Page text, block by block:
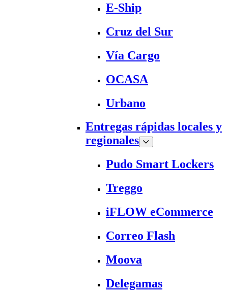
E-Ship
Cruz del Sur
Vía Cargo
OCASA
Urbano
Entregas rápidas locales y
regionales
Pudo Smart Lockers
Treggo
iFLOW eCommerce
Correo Flash
Moova
Delegamas